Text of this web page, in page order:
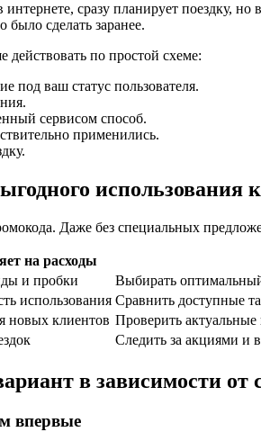
сразу планирует поездку,
сделать заранее.
по простой схеме:
под ваш статус пользователя.
сервисом способ.
применились.
использования
Даже без специальных
на расходы
и пробки
Выбирать
использования Сравнить доступные
новых клиентов Проверить
Следить за акциями и
в зависимости от
впервые